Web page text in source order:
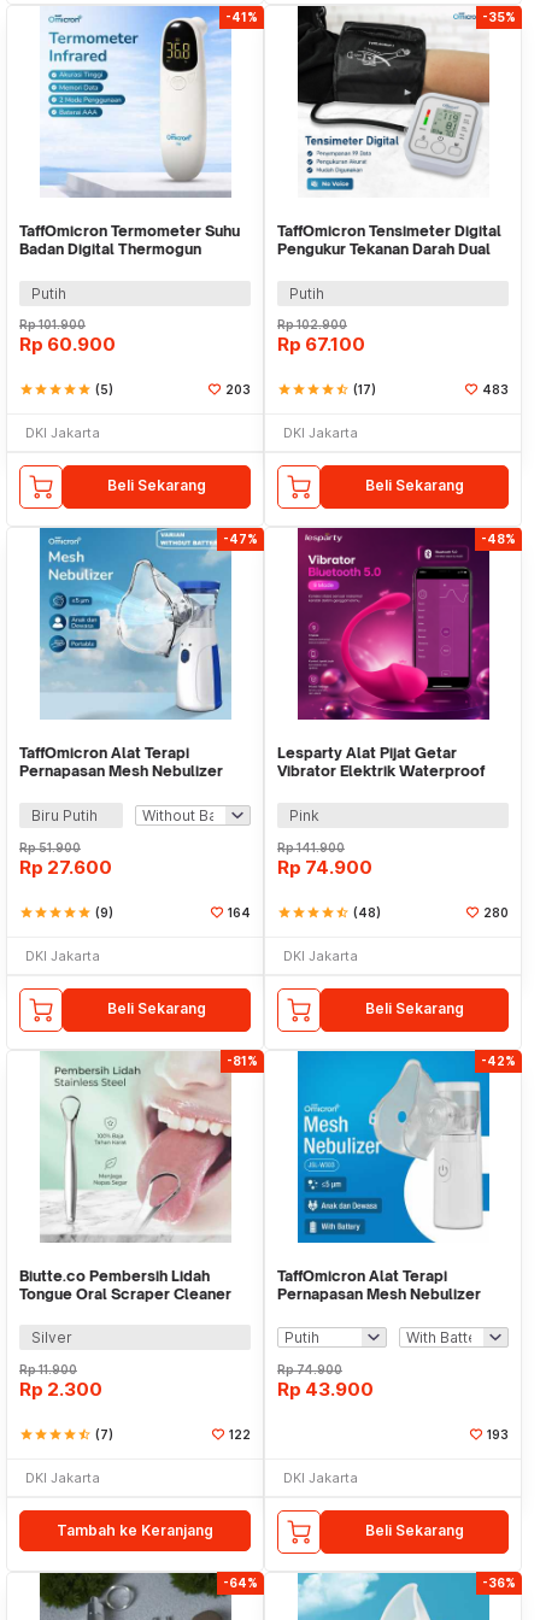
-41%
TaffOmicron Termometer Suhu
Badan Digital Thermogun
Putih
Rp101.900
Rp 60.900
starstarstarstarstar (5) 203
DKI Jakarta
Beli Sekarang
-35%
TaffOmicron Tensimeter Digital
Pengukur Tekanan Darah Dual
Putih
Rp102.900
Rp 67.100
starstarstarstarstar_half (17) 483
DKI Jakarta
Beli Sekarang
-47%
TaffOmicron Alat Terapi
Pernapasan Mesh Nebulizer
Biru Putih
Rp51.900
Rp 27.600
starstarstarstarstar (9) 164
DKI Jakarta
Beli Sekarang
-48%
Lesparty Alat Pijat Getar
Vibrator Elektrik Waterproof
Pink
Rp141.900
Rp 74.900
starstarstarstarstar_half (48) 280
DKI Jakarta
Beli Sekarang
-81%
Biutte.co Pembersih Lidah
Tongue Oral Scraper Cleaner
Silver
Rp11.900
Rp 2.300
starstarstarstarstar_half (7) 122
DKI Jakarta
Tambah ke Keranjang
-42%
TaffOmicron Alat Terapi
Pernapasan Mesh Nebulizer
Rp74.900
Rp 43.900
193
DKI Jakarta
Beli Sekarang
-64% -36%